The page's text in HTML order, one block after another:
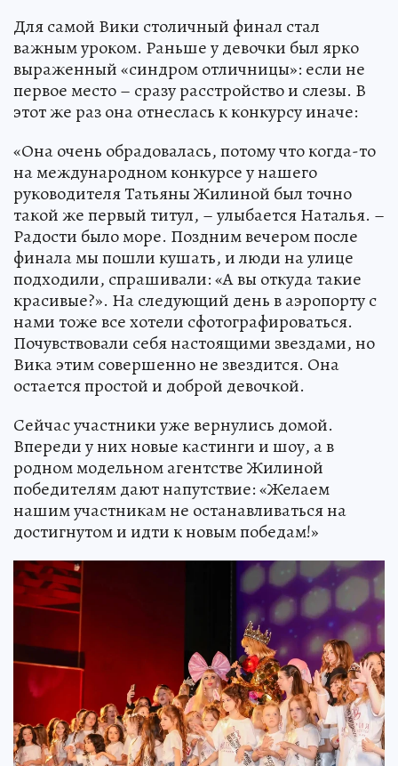
Для самой Вики столичный финал стал
важным уроком. Раньше у девочки был ярко
выраженный «синдром отличницы»: если не
первое место – сразу расстройство и слезы. В
этот же раз она отнеслась к конкурсу иначе:
«Она очень обрадовалась, потому что когда-то
на международном конкурсе у нашего
руководителя Татьяны Жилиной был точно
такой же первый титул, – улыбается Наталья. –
Радости было море. Поздним вечером после
финала мы пошли кушать, и люди на улице
подходили, спрашивали: «А вы откуда такие
красивые?». На следующий день в аэропорту с
нами тоже все хотели сфотографироваться.
Почувствовали себя настоящими звездами, но
Вика этим совершенно не звездится. Она
остается простой и доброй девочкой.
Сейчас участники уже вернулись домой.
Впереди у них новые кастинги и шоу, а в
родном модельном агентстве Жилиной
победителям дают напутствие: «Желаем
нашим участникам не останавливаться на
достигнутом и идти к новым победам!»